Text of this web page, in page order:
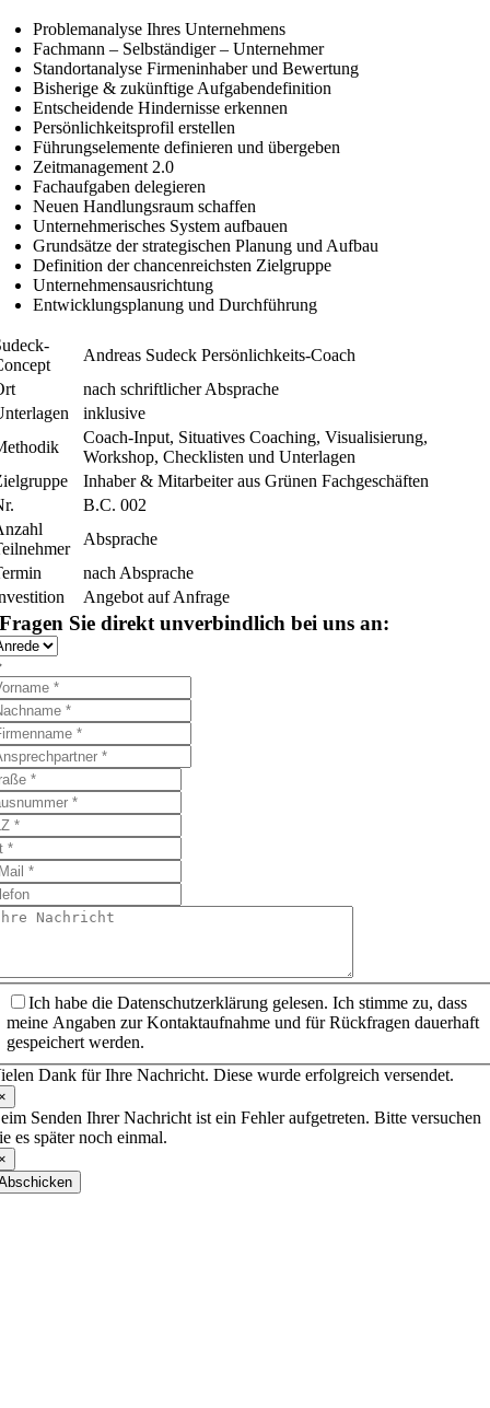
Problemanalyse Ihres Unternehmens
Fachmann – Selbständiger – Unternehmer
Standortanalyse Firmeninhaber und Bewertung
Bisherige & zukünftige Aufgabendefinition
Entscheidende Hindernisse erkennen
Persönlichkeitsprofil erstellen
Führungselemente definieren und übergeben
Zeitmanagement 2.0
Fachaufgaben delegieren
Neuen Handlungsraum schaffen
Unternehmerisches System aufbauen
Grundsätze der strategischen Planung und Aufbau
Definition der chancenreichsten Zielgruppe
Unternehmensausrichtung
Entwicklungsplanung und Durchführung
Andreas Sudeck Persönlichkeits-Coach
nach schriftlicher Absprache
inklusive
Coach-Input, Situatives Coaching, Visualisierung,
Workshop, Checklisten und Unterlagen
Inhaber & Mitarbeiter aus Grünen Fachgeschäften
B.C. 002
Absprache
nach Absprache
Angebot auf Anfrage
Fragen Sie direkt unverbindlich bei uns an:
Ich habe die Datenschutzerklärung gelesen. Ich stimme zu, dass
meine Angaben zur Kontaktaufnahme und für Rückfragen dauerhaft
gespeichert werden.
Dank für Ihre Nachricht. Diese wurde erfolgreich versendet.
Senden Ihrer Nachricht ist ein Fehler aufgetreten. Bitte versuchen
es später noch einmal.